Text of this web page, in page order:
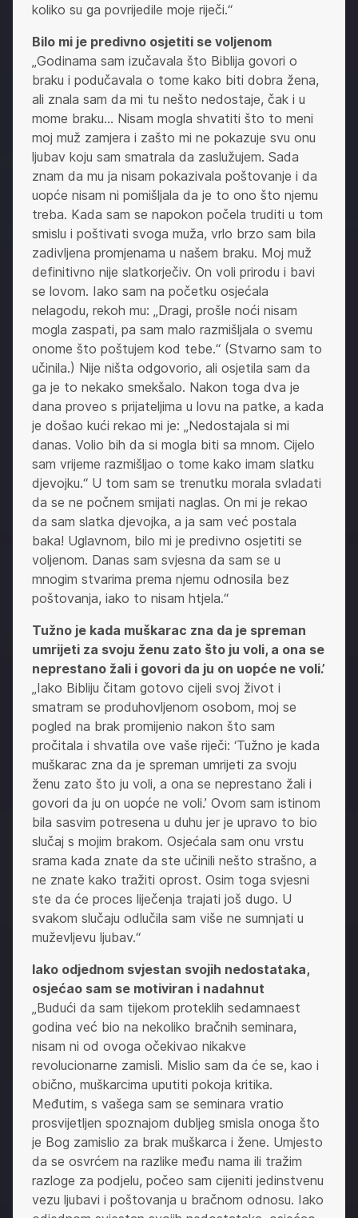
koliko su ga povrijedile moje riječi.“
Bilo mi je predivno osjetiti se voljenom
„Godinama sam izučavala što Biblija govori o
braku i podučavala o tome kako biti dobra žena,
ali znala sam da mi tu nešto nedostaje, čak i u
mome braku… Nisam mogla shvatiti što to meni
moj muž zamjera i zašto mi ne pokazuje svu onu
ljubav koju sam smatrala da zaslužujem. Sada
znam da mu ja nisam pokazivala poštovanje i da
uopće nisam ni pomišljala da je to ono što njemu
treba. Kada sam se napokon počela truditi u tom
smislu i poštivati svoga muža, vrlo brzo sam bila
zadivljena promjenama u našem braku. Moj muž
definitivno nije slatkorječiv. On voli prirodu i bavi
se lovom. Iako sam na početku osjećala
nelagodu, rekoh mu: „Dragi, prošle noći nisam
mogla zaspati, pa sam malo razmišljala o svemu
onome što poštujem kod tebe.“ (Stvarno sam to
učinila.) Nije ništa odgovorio, ali osjetila sam da
ga je to nekako smekšalo. Nakon toga dva je
dana proveo s prijateljima u lovu na patke, a kada
je došao kući rekao mi je: „Nedostajala si mi
danas. Volio bih da si mogla biti sa mnom. Cijelo
sam vrijeme razmišljao o tome kako imam slatku
djevojku.“ U tom sam se trenutku morala svladati
da se ne počnem smijati naglas. On mi je rekao
da sam slatka djevojka, a ja sam već postala
baka! Uglavnom, bilo mi je predivno osjetiti se
voljenom. Danas sam svjesna da sam se u
mnogim stvarima prema njemu odnosila bez
poštovanja, iako to nisam htjela.“
Tužno je kada muškarac zna da je spreman
umrijeti za svoju ženu zato što ju voli, a ona se
neprestano žali i govori da ju on uopće ne voli.’
„Iako Bibliju čitam gotovo cijeli svoj život i
smatram se produhovljenom osobom, moj se
pogled na brak promijenio nakon što sam
pročitala i shvatila ove vaše riječi: ‘Tužno je kada
muškarac zna da je spreman umrijeti za svoju
ženu zato što ju voli, a ona se neprestano žali i
govori da ju on uopće ne voli.’ Ovom sam istinom
bila sasvim potresena u duhu jer je upravo to bio
slučaj s mojim brakom. Osjećala sam onu vrstu
srama kada znate da ste učinili nešto strašno, a
ne znate kako tražiti oprost. Osim toga svjesni
ste da će proces liječenja trajati još dugo. U
svakom slučaju odlučila sam više ne sumnjati u
muževljevu ljubav.“
­­­Iako odjednom svjestan svojih nedostataka,
osjećao sam se motiviran i nadahnut
„Budući da sam tijekom proteklih sedamnaest
godina već bio na nekoliko bračnih seminara,
nisam ni od ovoga očekivao nikakve
revolucionarne zamisli. Mislio sam da će se, kao i
obično, muškarcima uputiti pokoja kritika.
Međutim, s vašega sam se seminara vratio
prosvijetljen spoznajom dubljeg smisla onoga što
je Bog zamislio za brak muškarca i žene. Umjesto
da se osvrćem na razlike među nama ili tražim
razloge za podjelu, počeo sam cijeniti jedinstvenu
vezu ljubavi i poštovanja u bračnom odnosu. Iako